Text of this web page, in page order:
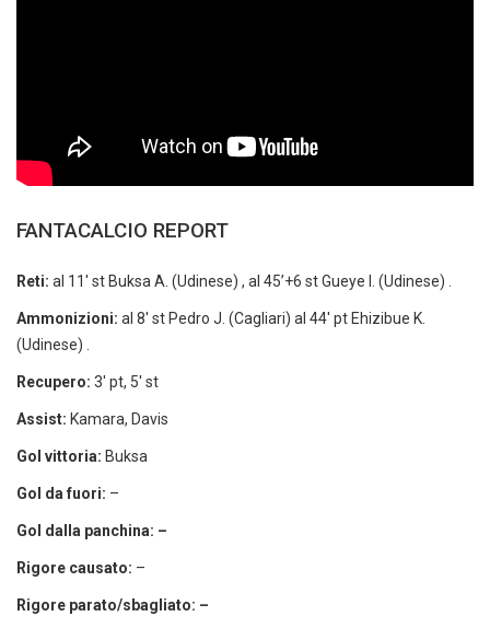
FANTACALCIO REPORT
Reti: al 11′ st Buksa A. (Udinese) , al 45’+6 st Gueye I. (Udinese) .
Ammonizioni: al 8′ st Pedro J. (Cagliari) al 44′ pt Ehizibue K.
(Udinese) .
Recupero: 3′ pt, 5′ st
Assist: Kamara, Davis
Gol vittoria: Buksa
Gol da fuori: –
Gol dalla panchina: –
Rigore causato: –
Rigore parato/sbagliato: –